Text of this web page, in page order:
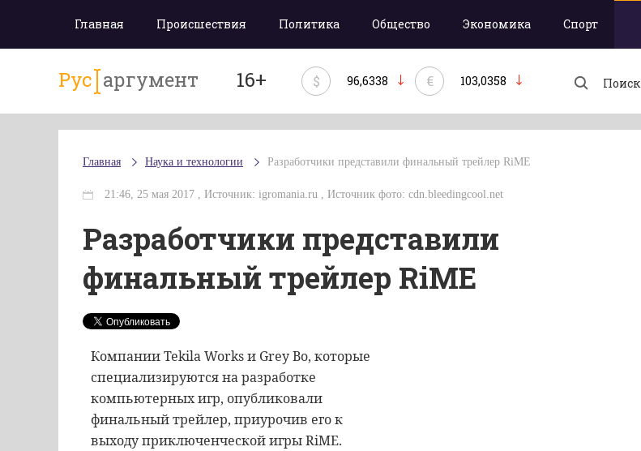
Главная Происшествия Политика Общество Экономика Спорт
Рус аргумент 16+ $ 96,6338 € 103,0358
Главная Наука и технологии Разработчики представили финальный трейлер RiME
21:46, 25 мая 2017 , Источник: igromania.ru , Источник фото: cdn.bleedingcool.net
Разработчики представили
финальный трейлер RiME
КомпанииTekilaWorksи GreyBo, которые
специализируютсянаразработке
компьютерныхигр, опубликовали
финальныйтрейлер, приурочив егок
выходуприключенческойигрыRiME.